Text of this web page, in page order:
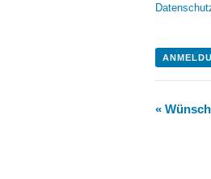
«